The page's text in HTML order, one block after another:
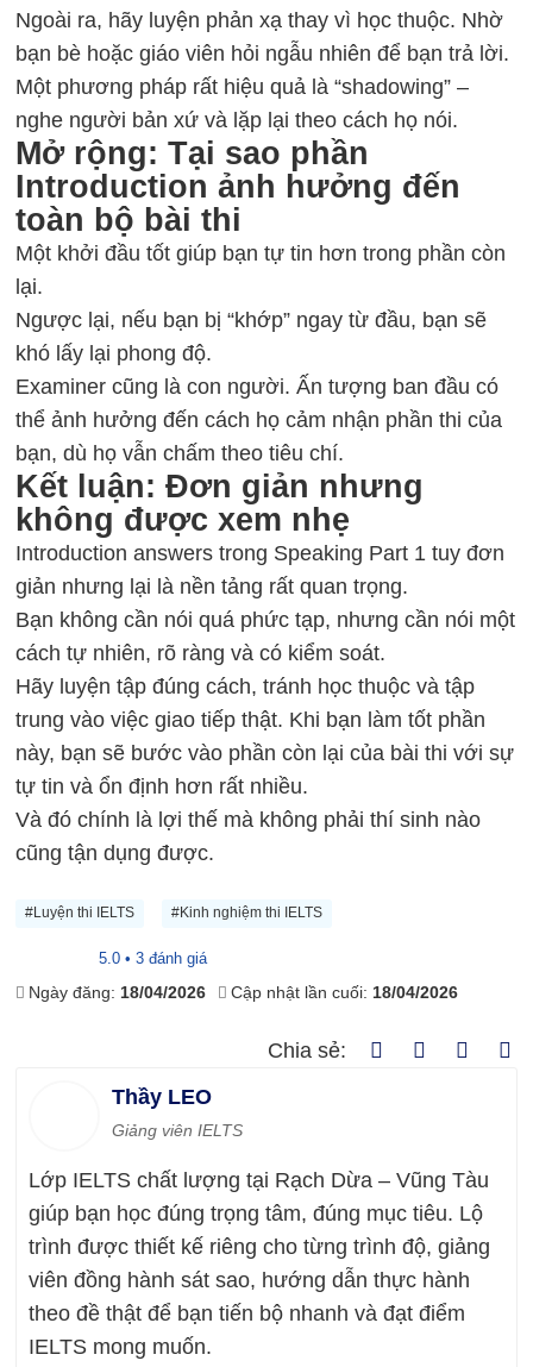
Ngoài ra, hãy luyện phản xạ thay vì học thuộc. Nhờ
bạn bè hoặc giáo viên hỏi ngẫu nhiên để bạn trả lời.
Một phương pháp rất hiệu quả là “shadowing” –
nghe người bản xứ và lặp lại theo cách họ nói.
Mở rộng: Tại sao phần
Introduction ảnh hưởng đến
toàn bộ bài thi
Một khởi đầu tốt giúp bạn tự tin hơn trong phần còn
lại.
Ngược lại, nếu bạn bị “khớp” ngay từ đầu, bạn sẽ
khó lấy lại phong độ.
Examiner cũng là con người. Ấn tượng ban đầu có
thể ảnh hưởng đến cách họ cảm nhận phần thi của
bạn, dù họ vẫn chấm theo tiêu chí.
Kết luận: Đơn giản nhưng
không được xem nhẹ
Introduction answers trong Speaking Part 1 tuy đơn
giản nhưng lại là nền tảng rất quan trọng.
Bạn không cần nói quá phức tạp, nhưng cần nói một
cách tự nhiên, rõ ràng và có kiểm soát.
Hãy luyện tập đúng cách, tránh học thuộc và tập
trung vào việc giao tiếp thật. Khi bạn làm tốt phần
này, bạn sẽ bước vào phần còn lại của bài thi với sự
tự tin và ổn định hơn rất nhiều.
Và đó chính là lợi thế mà không phải thí sinh nào
cũng tận dụng được.
#Luyện thi IELTS #Kinh nghiệm thi IELTS
5.0 • 3 đánh giá
Ngày đăng: 18/04/2026 Cập nhật lần cuối: 18/04/2026
Chia sẻ:
Thầy LEO
Giảng viên IELTS
Lớp IELTS chất lượng tại Rạch Dừa – Vũng Tàu
giúp bạn học đúng trọng tâm, đúng mục tiêu. Lộ
trình được thiết kế riêng cho từng trình độ, giảng
viên đồng hành sát sao, hướng dẫn thực hành
theo đề thật để bạn tiến bộ nhanh và đạt điểm
IELTS mong muốn.